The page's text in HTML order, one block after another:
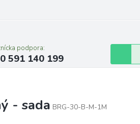
podpora:
591 140 199
- sada BRG-30-B-M-1M